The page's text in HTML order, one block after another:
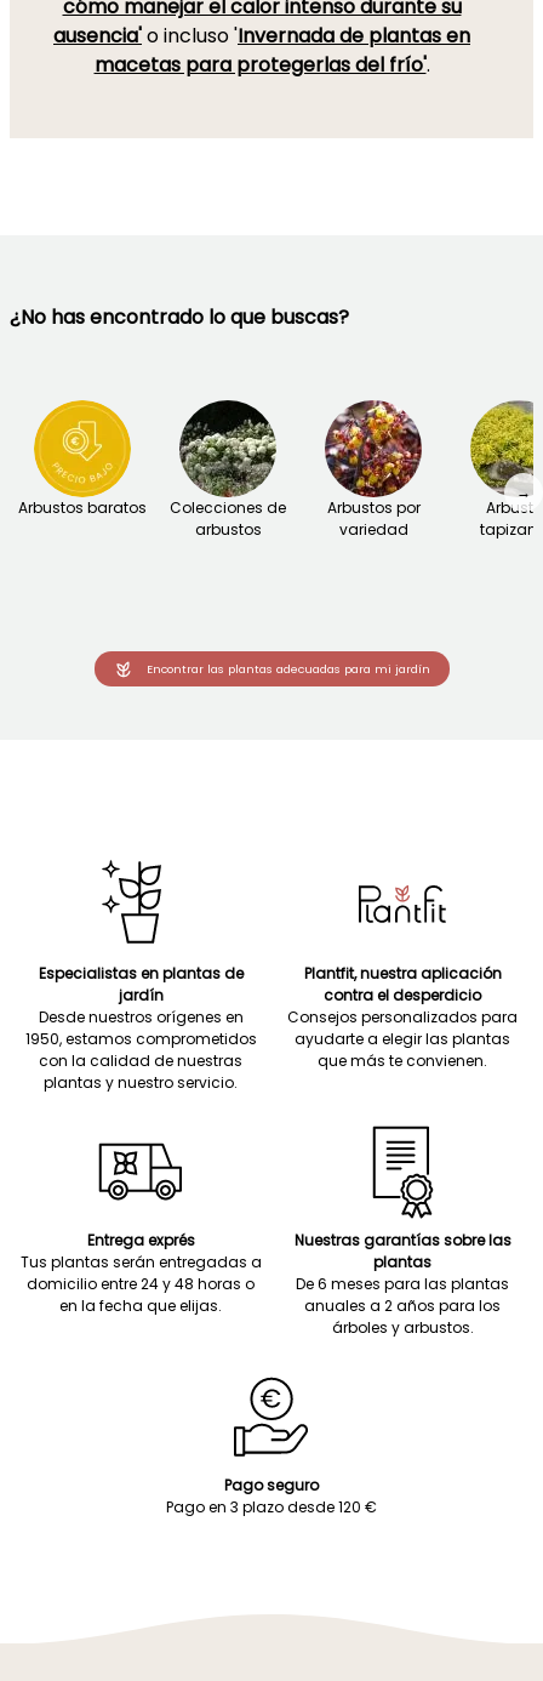
cómo manejar el calor intenso durante su
ausencia'o incluso 'Invernada de plantas en
macetas para protegerlas del frío'.
¿No has encontrado lo que buscas?
Arbustos baratos
Colecciones de
arbustos
Arbustos por
variedad
→
Encontrar las plantas adecuadas para mi jardín
Especialistas en plantas de
jardín
Desde nuestros orígenes en
1950, estamos comprometidos
con la calidad de nuestras
plantas y nuestro servicio.
Plantfit, nuestra aplicación
contra el desperdicio
Consejos personalizados para
ayudarte a elegir las plantas
que más te convienen.
Entrega exprés
Tus plantas serán entregadas a
domicilio entre 24 y 48 horas o
en la fecha que elijas.
Nuestras garantías sobre las
plantas
De 6 meses para las plantas
anuales a 2 años para los
árboles y arbustos.
Pago seguro
Pago en 3 plazo desde 120 €